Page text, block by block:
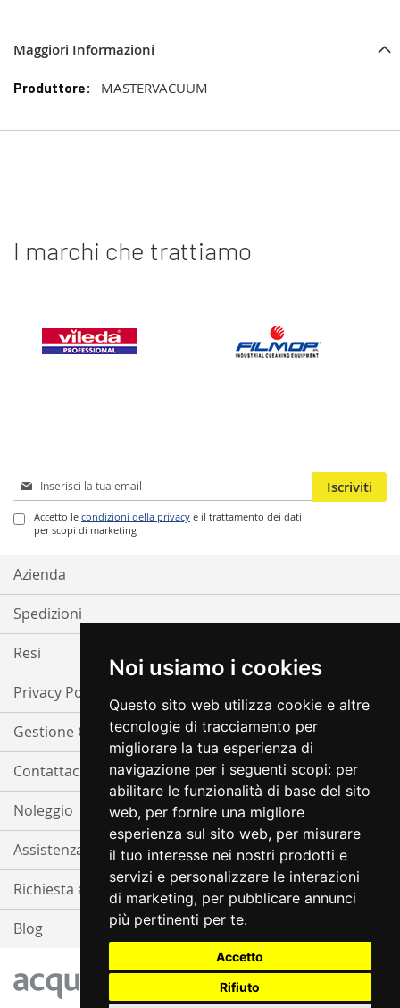
Noi usiamo i cookies
Questo sito web utilizza cookie e altre
tecnologie di tracciamento per
migliorare la tua esperienza di
navigazione per i seguenti scopi: per
abilitare le funzionalità di base del sito
web, per fornire una migliore
esperienza sul sito web, per misurare
il tuo interesse nei nostri prodotti e
servizi e personalizzare le interazioni
di marketing, per pubblicare annunci
più pertinenti per te.
Accetto
Rifiuto
Maggiori Informazioni
Maggiori
MASTERVACUUM
I marchi che trattiamo
Iscriviti
alla
nostra
Newsletter:
Accetto le condizioni della privacy e il trattamento dei dati
per scopi di marketing
Iscriviti
Azienda
Spedizioni
Resi
Privacy Policy
Gestione Cookie
Contattaci
Noleggio
Assistenza
Richiesta assistenza
Blog